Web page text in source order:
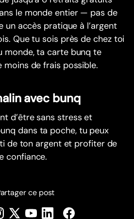
le monde entier — pas de
un accès pratique à l’argent
Que tu sois près de chez toi
monde, ta carte bunq te
de frais possible.
avec bunq
d’être sans stress et
dans ta poche, tu peux
de ton argent et profiter de
confiance.
ce post